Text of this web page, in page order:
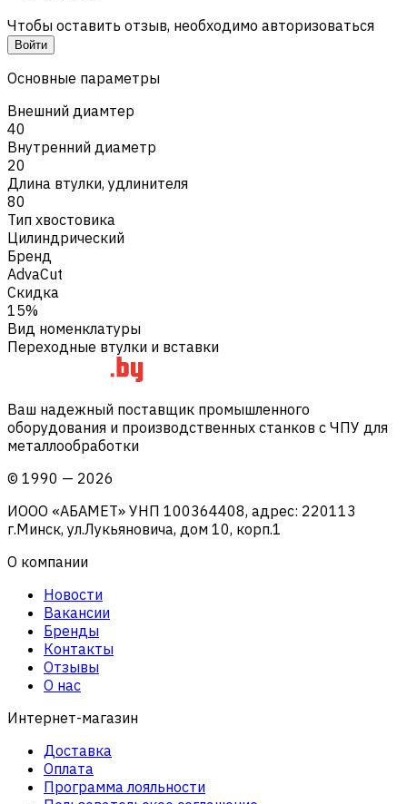
Чтобы оставить отзыв, необходимо авторизоваться
Войти
Основные параметры
Внешний диамтер
40
Внутренний диаметр
20
Длина втулки, удлинителя
80
Тип хвостовика
Цилиндрический
Бренд
AdvaCut
Скидка
15%
Вид номенклатуры
Переходные втулки и вставки
Ваш надежный поставщик промышленного
оборудования и производственных станков с ЧПУ для
металлообработки
© 1990 — 2026
ИООО «АБАМЕТ» УНП 100364408, адрес: 220113
г.Минск, ул.Лукьяновича, дом 10, корп.1
О компании
Новости
Вакансии
Бренды
Контакты
Отзывы
О нас
Интернет-магазин
Доставка
Оплата
Программа лояльности